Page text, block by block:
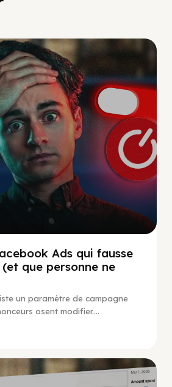
Social Scaling
Ads qui fausse
que personne ne
un paramètre de campagne
osent modifier....